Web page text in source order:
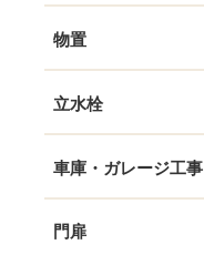
物置
立水栓
車庫・ガレージ工事
門扉